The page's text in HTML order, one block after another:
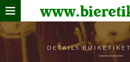
Home
verzamelen
De bierkaart
DETAILS